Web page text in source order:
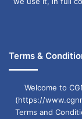
Terms &
Welcome to
(https://
Terms and